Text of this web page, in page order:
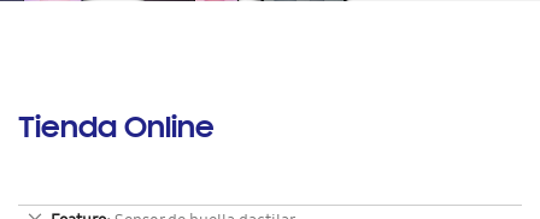
Tienda Online